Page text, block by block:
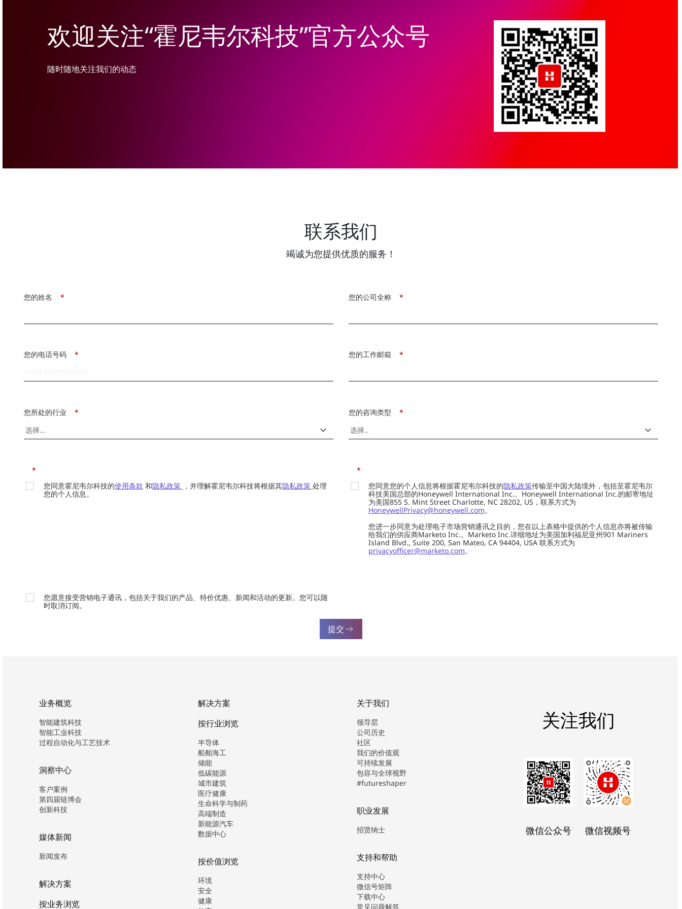
欢迎关注“霍尼韦尔科技”官方公众号
随时随地关注我们的动态
联系我们
竭诚为您提供优质的服务！
*
您的姓名 *
您的公司全称
*
您的电话号码 *
您的工作邮箱
*
您所处的行业 *
您的咨询类型
*
您同意霍尼韦尔科技的使用条款 和隐私政策 ，并理解霍尼韦尔科技将根据其隐私政策 处理
您的个人信息。
*
您同意您的个人信息将根据霍尼韦尔科技的隐私政策传输至中国大陆境外，包括至霍尼韦尔
科技美国总部的Honeywell International Inc.。Honeywell International Inc.的邮寄地址
为美国855 S. Mint Street Charlotte, NC 28202, US，联系方式为
HoneywellPrivacy@honeywell.com。
您进一步同意为处理电子市场营销通讯之目的，您在以上表格中提供的个人信息亦将被传输
给我们的供应商Marketo Inc.。Marketo Inc.详细地址为美国加利福尼亚州901 Mariners
Island Blvd., Suite 200, San Mateo, CA 94404, USA 联系方式为
privacyofficer@marketo.com。
您愿意接受营销电子通讯，包括关于我们的产品、特价优惠、新闻和活动的更新。您可以随
时取消订阅。
提交
业务概览
智能建筑科技
智能工业科技
过程自动化与工艺技术
洞察中心
客户案例
第四届链博会
创新科技
媒体新闻
新闻发布
解决方案
按业务浏览
解决方案
按行业浏览
半导体
船舶海工
储能
低碳能源
城市建筑
医疗健康
生命科学与制药
高端制造
新能源汽车
数据中心
按价值浏览
环境
安全
健康
关于我们
领导层
公司历史
社区
我们的价值观
可持续发展
包容与全球视野
#futureshaper
职业发展
招贤纳士
支持和帮助
支持中心
微信号矩阵
下载中心
常见问题解答
关注我们
微信公众号 微信视频号